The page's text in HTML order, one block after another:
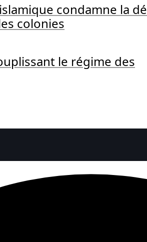
condamne la
colonies
le régime des